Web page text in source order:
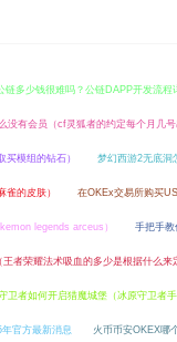
链多少钱很难吗？公链DAPP开发流程
没有会员（cf灵狐者的约定每个月几号
模组的钻石） 梦幻西游2无底洞
雀的皮肤） 在OKEx交易所购买
legends arceus） 手把手
者荣耀法术吸血的多少是根据什么来
卫者如何开启猎魔城堡（冰原守卫者手
官方最新消息 火币币安OKEX哪